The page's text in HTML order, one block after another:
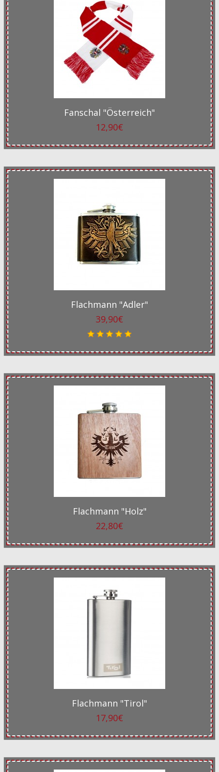
Fanschal "Österreich"
12,90€
Flachmann "Adler"
39,90€
Flachmann "Holz"
22,80€
Flachmann "Tirol"
17,90€